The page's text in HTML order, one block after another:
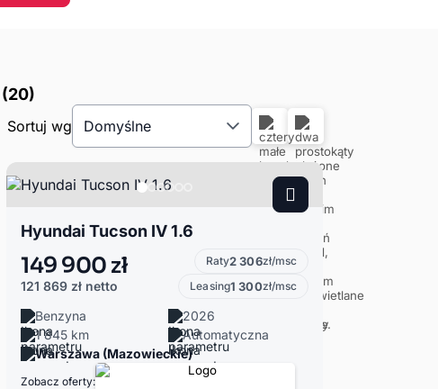
Sortuj wg Domyślne
Hyundai Tucson IV 1.6
149 900 zł
121 869 zł netto
Raty2 306zł/msc
Leasing1 300zł/msc
Benzyna
2026
1 845 km
Automatyczna
Warszawa (Mazowieckie)
Zobacz oferty: